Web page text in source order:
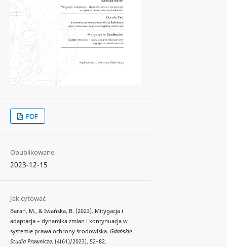
PDF
Opublikowane
2023-12-15
Jak cytować
Baran, M., & Iwańska, B. (2023). Mitygacja i
adaptacja – dynamika zmian i kontynuacja w
systemie prawa ochrony środowiska. Gdańskie
Studia Prawnicze, (4(61)/2023), 52–82.